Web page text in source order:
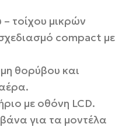
τοίχου μικρών
compact με
θορύβου και
με οθόνη LCD.
για τα μοντέλα